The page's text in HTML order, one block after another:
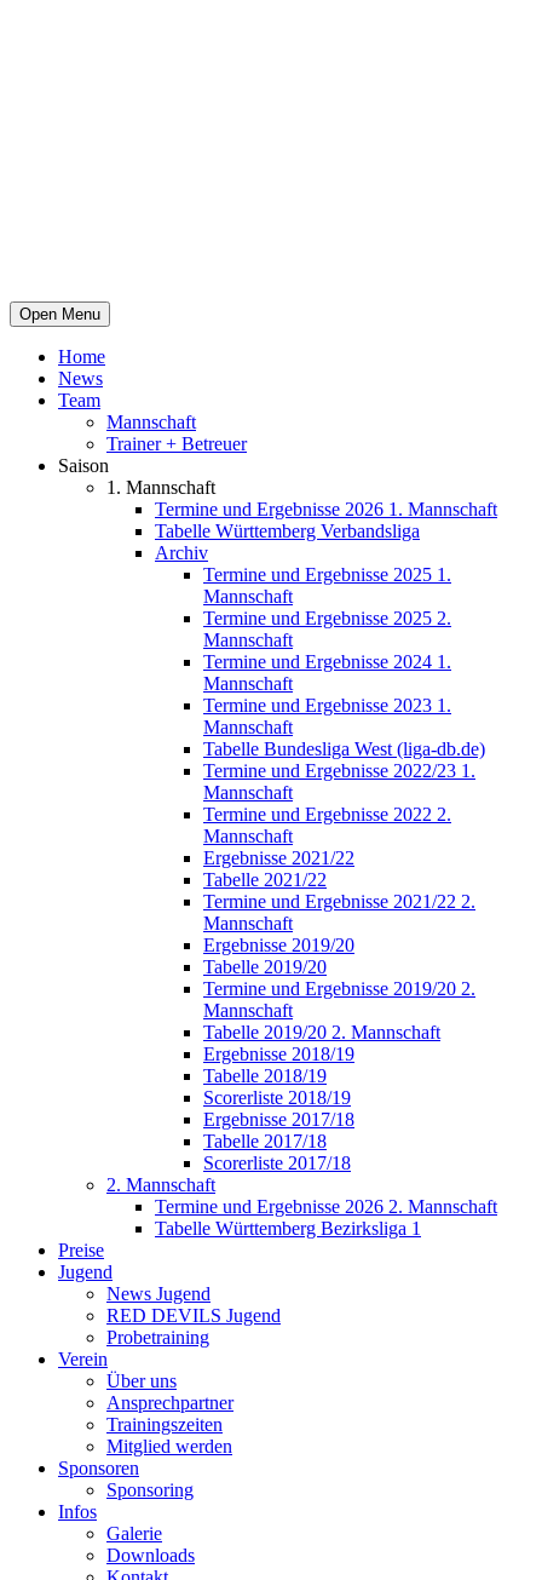
Open Menu
Home
News
Team
Mannschaft
Trainer + Betreuer
Saison
1. Mannschaft
Termine und Ergebnisse 2026 1. Mannschaft
Tabelle Württemberg Verbandsliga
Archiv
Termine und Ergebnisse 2025 1.
Mannschaft
Termine und Ergebnisse 2025 2.
Mannschaft
Termine und Ergebnisse 2024 1.
Mannschaft
Termine und Ergebnisse 2023 1.
Mannschaft
Tabelle Bundesliga West (liga-db.de)
Termine und Ergebnisse 2022/23 1.
Mannschaft
Termine und Ergebnisse 2022 2.
Mannschaft
Ergebnisse 2021/22
Tabelle 2021/22
Termine und Ergebnisse 2021/22 2.
Mannschaft
Ergebnisse 2019/20
Tabelle 2019/20
Termine und Ergebnisse 2019/20 2.
Mannschaft
Tabelle 2019/20 2. Mannschaft
Ergebnisse 2018/19
Tabelle 2018/19
Scorerliste 2018/19
Ergebnisse 2017/18
Tabelle 2017/18
Scorerliste 2017/18
2. Mannschaft
Termine und Ergebnisse 2026 2. Mannschaft
Tabelle Württemberg Bezirksliga 1
Preise
Jugend
News Jugend
RED DEVILS Jugend
Probetraining
Verein
Über uns
Ansprechpartner
Trainingszeiten
Mitglied werden
Sponsoren
Sponsoring
Infos
Galerie
Downloads